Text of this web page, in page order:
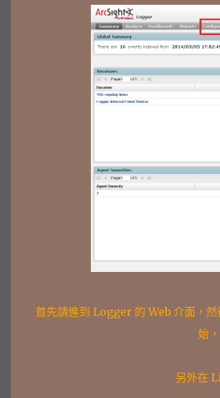
首先請進到 Logger 的 Web 介面，
始，
另外在